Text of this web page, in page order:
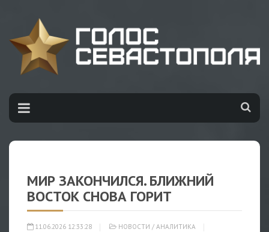
МИР ЗАКОНЧИЛСЯ. БЛИЖНИЙ
ВОСТОК СНОВА ГОРИТ
11.06.2026 12:33:28 НОВОСТИ / АНАЛИТИКА